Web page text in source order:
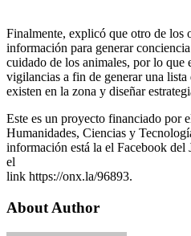
Finalmente, explicó que otro de los
información para generar
cuidado de los animales, por lo que
vigilancias a fin de generar una lista
existen en la zona y diseñar
Este es un proyecto financiado por
Humanidades, Ciencias y
información está la el Facebook
el
link https://onx.la/96893.
About Author